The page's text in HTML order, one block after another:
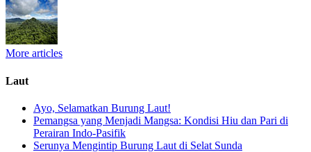
More articles
Laut
Ayo, Selamatkan Burung Laut!
Pemangsa yang Menjadi Mangsa: Kondisi Hiu dan Pari di
Perairan Indo-Pasifik
Serunya Mengintip Burung Laut di Selat Sunda